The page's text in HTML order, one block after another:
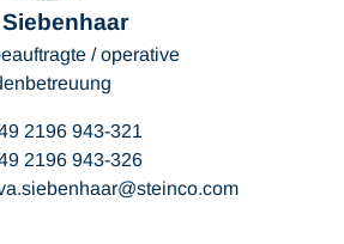
/ operative
2196 943-321
2196 943-326
steinco com